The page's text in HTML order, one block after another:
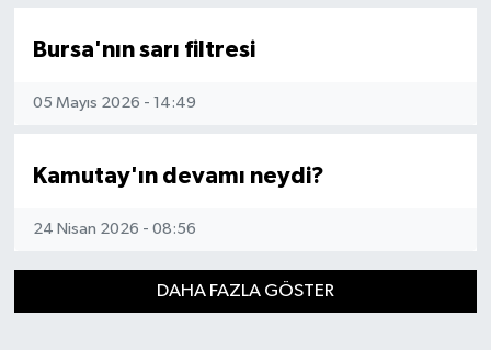
Bursa'nın sarı filtresi
05 Mayıs 2026 - 14:49
Kamutay'ın devamı neydi?
24 Nisan 2026 - 08:56
DAHA FAZLA GÖSTER